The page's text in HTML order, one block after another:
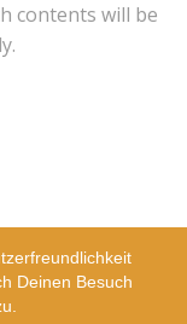
Deinen Besuch
contents will be
Created